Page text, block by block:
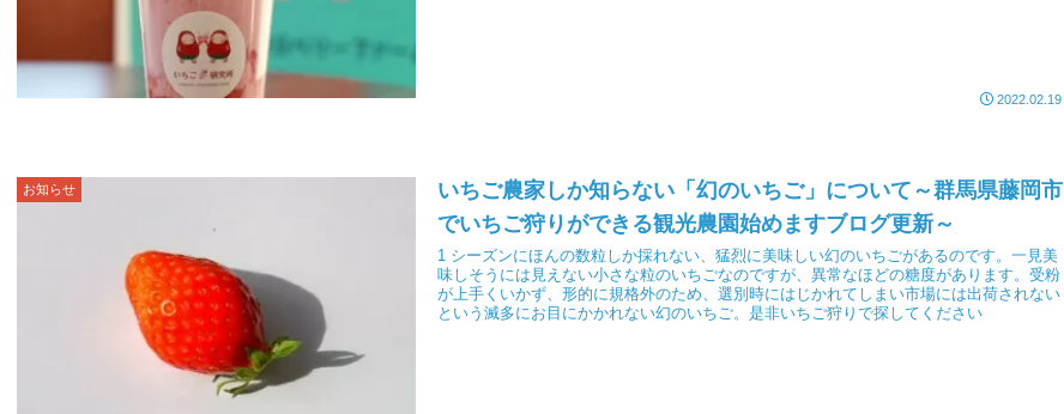
2022.02.19
お知らせ
いちご農家しか知らない「幻のいちご」について～群馬県藤岡市
でいちご狩りができる観光農園始めますブログ更新～
1 シーズンにほんの数粒しか採れない、猛烈に美味しい幻のいちごがあるのです。一見美
味しそうには見えない小さな粒のいちごなのですが、異常なほどの糖度があります。受粉
が上手くいかず、形的に規格外のため、選別時にはじかれてしまい市場には出荷されない
という滅多にお目にかかれない幻のいちご。是非いちご狩りで探してください